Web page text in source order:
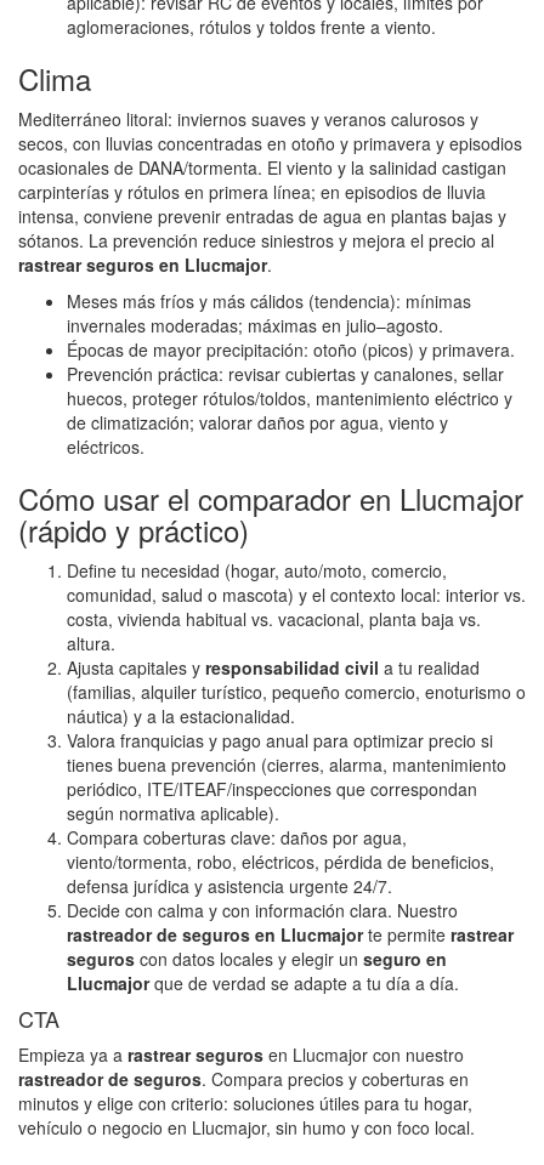
aglomeraciones, rótulos y toldos frente a viento.
Clima
Mediterráneo litoral: inviernos suaves y veranos calurosos y
secos, con lluvias concentradas en otoño y primavera y episodios
ocasionales de DANA/tormenta. El viento y la salinidad castigan
carpinterías y rótulos en primera línea; en episodios de lluvia
intensa, conviene prevenir entradas de agua en plantas bajas y
sótanos. La prevención reduce siniestros y mejora el precio al
rastrear seguros en Llucmajor.
Meses más fríos y más cálidos (tendencia): mínimas
invernales moderadas; máximas en julio–agosto.
Épocas de mayor precipitación: otoño (picos) y primavera.
Prevención práctica: revisar cubiertas y canalones, sellar
huecos, proteger rótulos/toldos, mantenimiento eléctrico y
de climatización; valorar daños por agua, viento y
eléctricos.
Cómo usar el comparador en Llucmajor
(rápido y práctico)
Define tu necesidad (hogar, auto/moto, comercio,
comunidad, salud o mascota) y el contexto local: interior vs.
costa, vivienda habitual vs. vacacional, planta baja vs.
altura.
Ajusta capitales y responsabilidad civil a tu realidad
(familias, alquiler turístico, pequeño comercio, enoturismo o
náutica) y a la estacionalidad.
Valora franquicias y pago anual para optimizar precio si
tienes buena prevención (cierres, alarma, mantenimiento
periódico, ITE/ITEAF/inspecciones que correspondan
según normativa aplicable).
Compara coberturas clave: daños por agua,
viento/tormenta, robo, eléctricos, pérdida de beneficios,
defensa jurídica y asistencia urgente 24/7.
Decide con calma y con información clara. Nuestro
rastreador de seguros en Llucmajorte permite rastrear
seguros con datos locales y elegir un seguro en
Llucmajorque de verdad se adapte a tu día a día.
CTA
Empieza ya a rastrear seguros en Llucmajor con nuestro
rastreador de seguros. Compara precios y coberturas en
minutos y elige con criterio: soluciones útiles para tu hogar,
vehículo o negocio en Llucmajor, sin humo y con foco local.